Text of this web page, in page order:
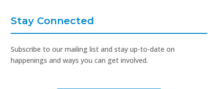
Stay Connected
Subscribe to our mailing list and stay up-to-date on
happenings and ways you can get involved.